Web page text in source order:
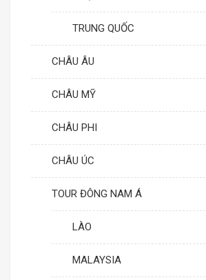
TRUNG QUỐC
CHÂU ÂU
CHÂU MỸ
CHÂU PHI
CHÂU ÚC
TOUR ĐÔNG NAM Á
LÀO
MALAYSIA